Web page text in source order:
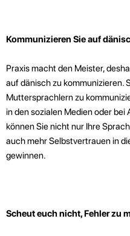
Kommunizieren Sie auf
Praxis macht den Meister,
auf dänisch zu kommunizieren.
Muttersprachlern zu
in den sozialen Medien oder bei
können Sie nicht nur Ihre
auch mehr Selbstvertrauen in
gewinnen.
Scheut euch nicht, Fehler zu